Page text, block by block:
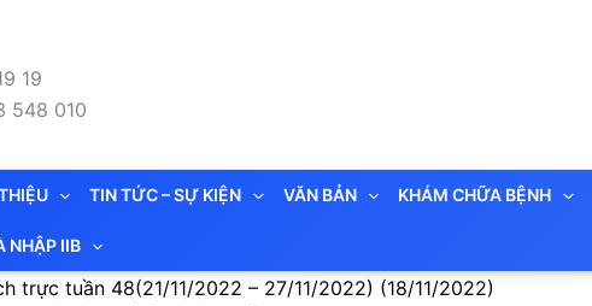
19
548 010
TIN TỨC – SỰ KIỆN VĂN BẢN KHÁM CHỮA BỆNH
NHẬP IIB
trực tuần 48(21/11/2022 – 27/11/2022) (18/11/2022)